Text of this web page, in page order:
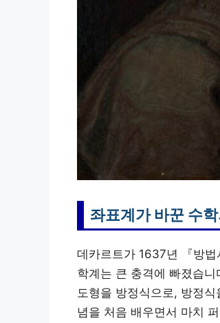
좌표계가 바꾼 수
데카르트가 1637년 『방
학계는 큰 충격에 빠졌습
도형을 방정식으로, 방정
념을 처음 배우면서 마치